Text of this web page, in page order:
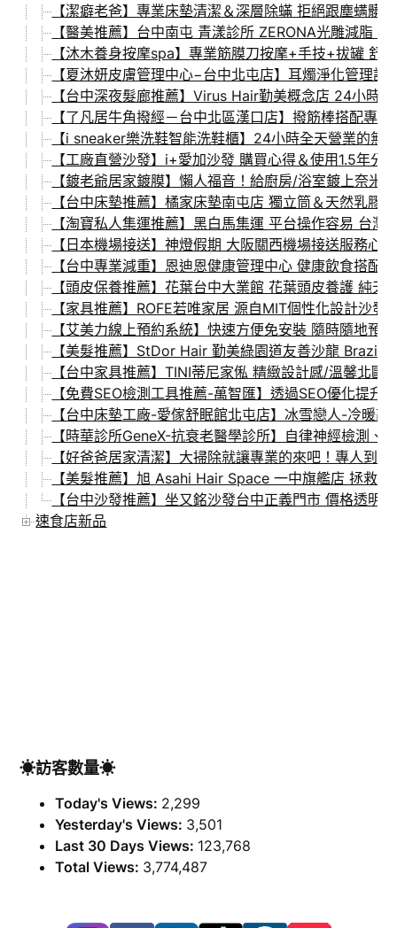
【潔癖老爸】專業床墊清潔＆深層除蟎 拒絕跟塵螨
【醫美推薦】台中南屯 青漾診所 ZERONA光雕減脂
【沐木養身按摩spa】專業筋膜刀按摩+手技+拔罐
【夏沐妍皮膚管理中心−台中北屯店】耳燭淨化管理
【台中深夜髮廊推薦】Virus Hair勤美概念店 24小時
【了凡居牛角撥經－台中北區漢口店】撥筋棒搭配專
【i sneaker樂洗鞋智能洗鞋櫃】24小時全天營業的
【工廠直營沙發】i+愛加沙發 購買心得＆使用1.5年
【鍍老爺居家鍍膜】懶人福音！給廚房/浴室鍍上奈
【台中床墊推薦】橘家床墊南屯店 獨立筒＆天然乳
【淘寶私人集運推薦】黑白馬集運 平台操作容易 台
【日本機場接送】神燈假期 大阪關西機場接送服務
【台中專業減重】恩迪恩健康管理中心 健康飲食搭
【頭皮保養推薦】花葉台中大業館 花葉頭皮養護 純
【家具推薦】ROFE若唯家居 源自MIT個性化設計沙發
【艾美力線上預約系統】快速方便免安裝 隨時隨地預
【美髮推薦】StDor Hair 勤美綠園道友善沙龍
【台中家具推薦】TINI蒂尼家俬 精緻設計感/溫馨北
【免費SEO檢測工具推薦-萬智匯】透過SEO優化提
【台中床墊工廠-愛傢舒眠館北屯店】冰雪戀人-冷暖
【時華診所GeneX-抗衰老醫學診所】自律神經檢測
【好爸爸居家清潔】大掃除就讓專業的來吧！專人到
【美髮推薦】旭 Asahi Hair Space 一中旗艦店 拯救
【台中沙發推薦】坐又銘沙發台中正義門市 價格透明
速食店新品
☀訪客數量☀
Today's Views: 2,299
Yesterday's Views: 3,501
Last 30 Days Views: 123,768
Total Views: 3,774,487